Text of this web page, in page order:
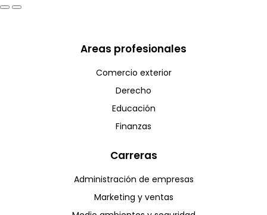
Areas profesionales
Comercio exterior
Derecho
Educación
Finanzas
Carreras
Administración de empresas
Marketing y ventas